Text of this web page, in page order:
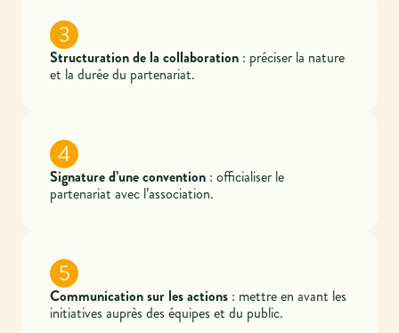
3
Structuration de la collaboration : préciser la nature
et la durée du partenariat.
4
Signature d’une convention : officialiser le
partenariat avec l’association.
5
Communication sur les actions : mettre en avant les
initiatives auprès des équipes et du public.